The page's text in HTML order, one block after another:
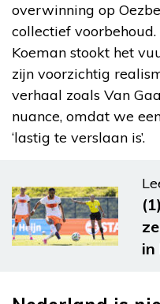
overwinning op
collectief
Koeman stookt het
zijn voorzichtig
verhaal zoals Van
nuance, omdat we
‘lastig te verslaan is’.
in